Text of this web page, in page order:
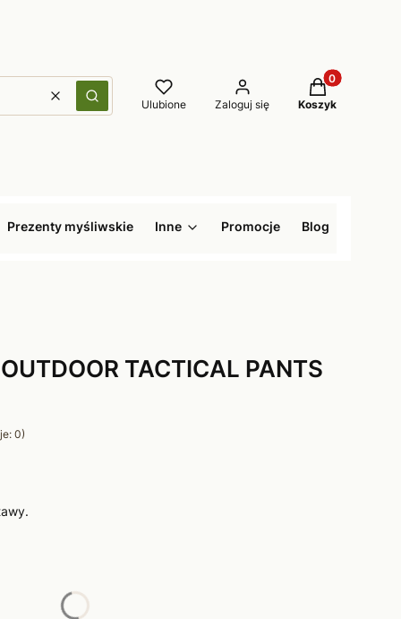
WyczyśćSzukaj Ulubione Zaloguj się
Produkty w
Koszyk
Prezenty myśliwskie Inne Promocje Blog
TACTICAL PANTS
0)